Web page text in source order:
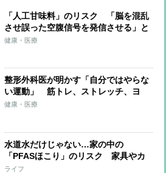
「人工甘味料」のリスク 「脳を混乱
させ誤った空腹信号を発信させる」と
いうデータ報告、腸内環境の悪化や認
健康・医療
整形外科医が明かす「自分ではやらな
い運動」 筋トレ、ストレッチ、ヨ
ガ、スノーボード、格闘技、マラソ
健康・医療
水道水だけじゃない…家の中の
「PFASほこり」のリスク 家具やカ
ーテンなどの“表面加工”に含まれる化
ライフ